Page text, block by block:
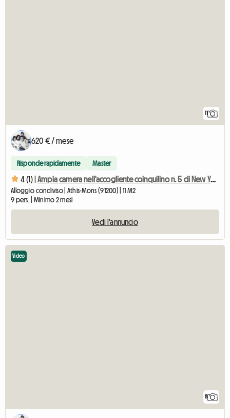
11
620 € / mese
Risponde rapidamente Master
4 (1) | Ampia camera nell'accogliente coinquilino n. 5 di New York vicino a Olry
Alloggio condiviso | Athis-Mons (91200) | 11 M2
9 pers. | Minimo 2 mesi
Vedi l'annuncio
8
Video